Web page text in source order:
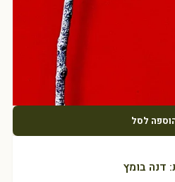
לסל
דנה בומץ